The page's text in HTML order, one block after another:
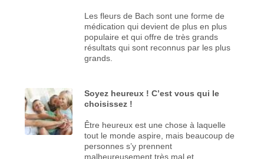
Les fleurs de Bach sont une forme de
médication qui devient de plus en plus
populaire et qui offre de très grands
résultats qui sont reconnus par les plus
grands.
Soyez heureux ! C’est vous qui le
choisissez !
Être heureux est une chose à laquelle
tout le monde aspire, mais beaucoup de
personnes s’y prennent
malheureusement très mal et